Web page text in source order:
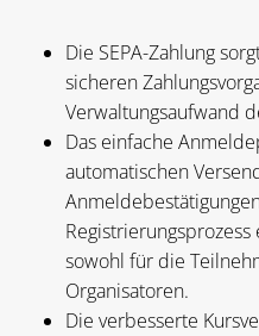
Die SEPA-Zahlung
sicheren
Verwaltungsaufwand
Das einfache
automatischen
sowohl für die
Organisatoren.
Die verbesserte